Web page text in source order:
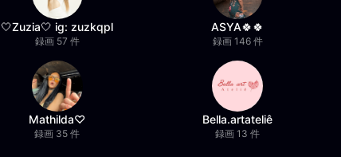
🤍Zuzia🤍 ig: zuzkqpl
録画 57 件
ASYA🍀🍀
録画 146 件
Mathilda♡︎
録画 35 件
Bella.artateliê
録画 13 件